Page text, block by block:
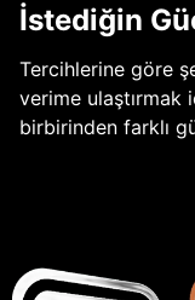
İstediğin
Tercihlerine göre
verime
birbirinden farklı